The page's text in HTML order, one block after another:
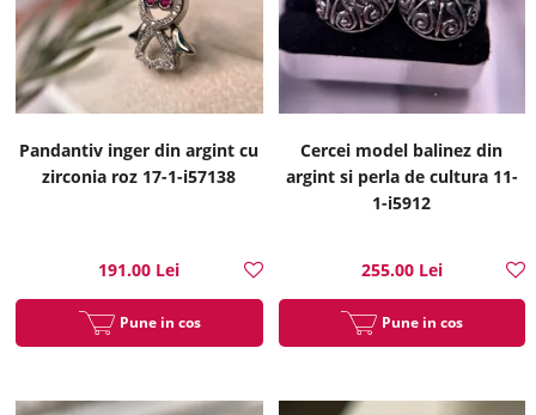
Pandantiv inger din argint cu
zirconia roz 17-1-i57138
191.00 Lei
Pune in cos
Cercei model balinez din
argint si perla de cultura 11-
1-i5912
255.00 Lei
Pune in cos